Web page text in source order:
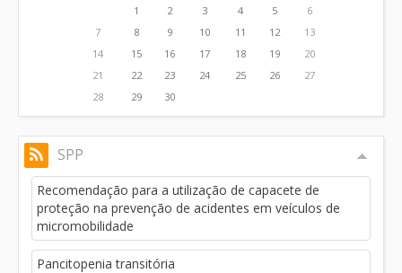
1
2 3 4 5
6
7
8 9 10 11 12
13
14
15 16 17 18 19
20
21
22 23 24 25 26
27
28
29 30
SPP
Recomendação para a utilização de capacete de
proteção na prevenção de acidentes em veículos de
micromobilidade
Pancitopenia transitória